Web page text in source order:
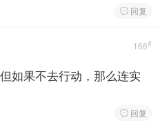
 回复
166#
如果不去行动，那么连实
 回复